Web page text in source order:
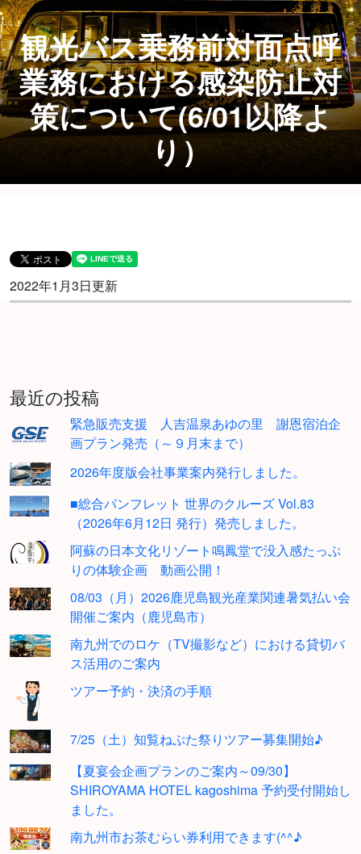
観光バス乗務前対面点呼
業務における感染防止対
策について(6/01以降よ
り）
2022年1月3日更新
最近の投稿
緊急販売支援 人吉温泉あゆの里 謝恩宿泊企
画プラン発売（～９月末まで）
2026年度版会社事業案内発行しました。
■総合パンフレット 世界のクルーズ Vol.83
（2026年6月12日 発行）発売しました。
阿蘇の日本文化リゾート鳴鳳堂で没入感たっぷ
りの体験企画 動画公開！
08/03（月）2026鹿児島観光産業関連暑気払い会
開催ご案内（鹿児島市）
南九州でのロケ（TV撮影など）における貸切バ
ス活用のご案内
ツアー予約・決済の手順
7/25（土）知覧ねぷた祭りツアー募集開始♪
【夏宴会企画プランのご案内～09/30】
SHIROYAMA HOTEL kagoshima 予約受付開始し
ました。
南九州市お茶むらい券利用できます(^^♪